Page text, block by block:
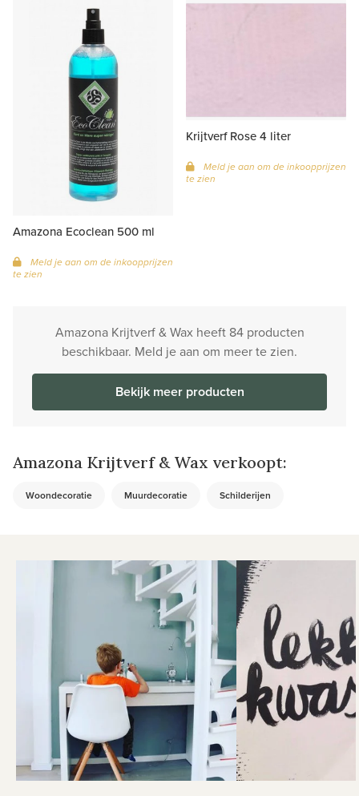
Amazona Ecoclean 500 ml
Meld je aan om de inkoopprijzen
te zien
Krijtverf Rose 4 liter
Meld je aan om de inkoopprijzen
te zien
Amazona Krijtverf & Wax heeft 84 producten
beschikbaar. Meld je aan om meer te zien.
Bekijk meer producten
Amazona Krijtverf & Wax verkoopt:
Woondecoratie Muurdecoratie Schilderijen